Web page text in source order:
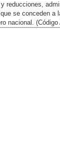
reducciones,
se conceden a
nacional.